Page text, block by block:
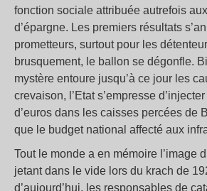
fonction sociale attribuée autrefois
d’épargne. Les premiers résultats
prometteurs, surtout pour les
brusquement, le ballon se dégonfle.
mystère entoure jusqu’à ce jour les
crevaison, l’Etat s’empresse
d’euros dans les caisses percées de
que le budget national affecté aux
Tout le monde a en mémoire l’image
jetant dans le vide lors du krach de
d’aujourd’hui, les responsables de